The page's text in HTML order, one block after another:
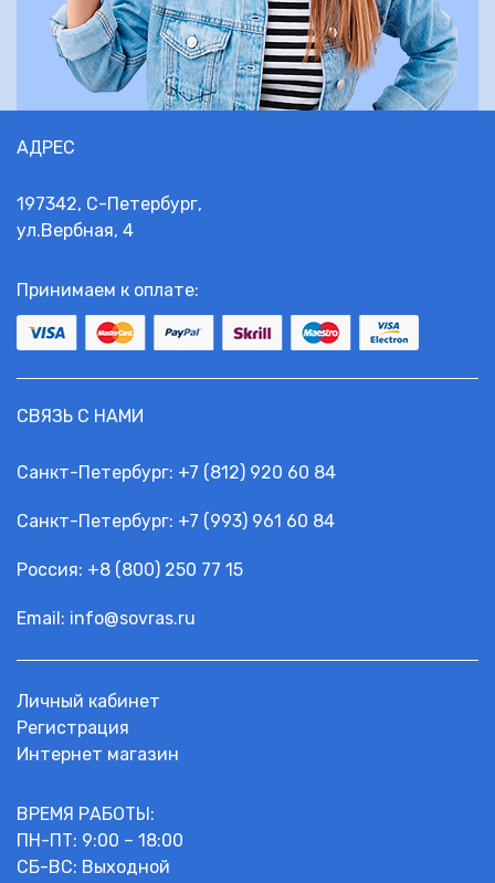
Личный кабинет
Регистрация
Интернет магазин
ВРЕМЯ РАБОТЫ:
ПН-ПТ: 9:00 – 18:00
СБ-ВС: Выходной
АДРЕС
197342, С-Петербург,
ул.Вербная, 4
Принимаем к оплате:
СВЯЗЬ С НАМИ
Санкт-Петербург: +7 (812) 920 60 84
Санкт-Петербург: +7 (993) 961 60 84
Россия: +8 (800) 250 77 15
Email: info@sovras.ru